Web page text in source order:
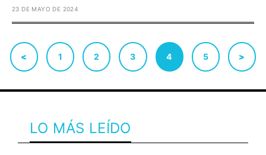
23 DE MAYO DE 2024
< 1 2 3 4 5 >
LO MÁS LEÍDO